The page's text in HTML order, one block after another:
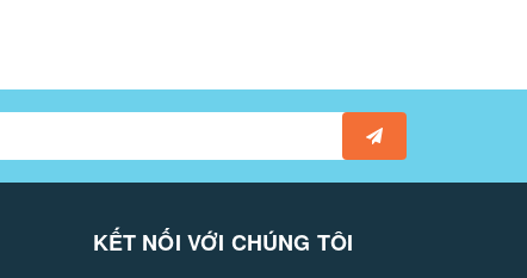
KẾT NỐI VỚI CHÚNG TÔI